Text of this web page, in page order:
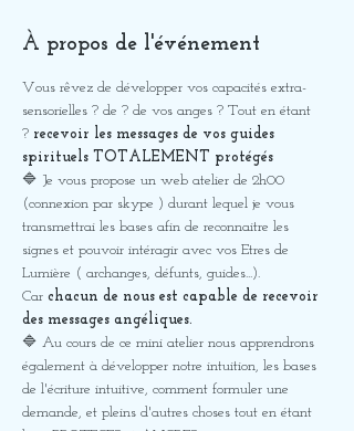
À propos de l'événement
Vous rêvez de développer vos capacités extra-
sensorielles ? de ? de vos anges ? Tout en étant
? recevoir les messages de vos guides
spirituels TOTALEMENT protégés
🔷 Je vous propose un web atelier de 2h00
(connexion par skype ) durant lequel je vous
transmettrai les bases afin de reconnaitre les
signes et pouvoir intéragir avec vos Etres de
Lumière ( archanges, défunts, guides...).
Car chacun de nous est capable de recevoir
des messages angéliques.
🔷 Au cours de ce mini atelier nous apprendrons
également à développer notre intuition, les bases
de l'écriture intuitive, comment formuler une
demande, et pleins d'autres choses tout en étant